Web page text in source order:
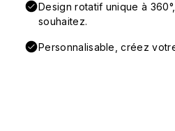
Design rotatif unique à
souhaitez.
Personnalisable, créez